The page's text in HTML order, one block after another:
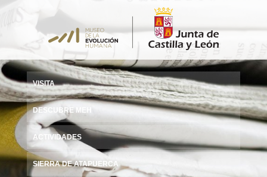
VISITA
DESCUBRE MEH
ACTIVIDADES
SIERRA DE ATAPUERCA